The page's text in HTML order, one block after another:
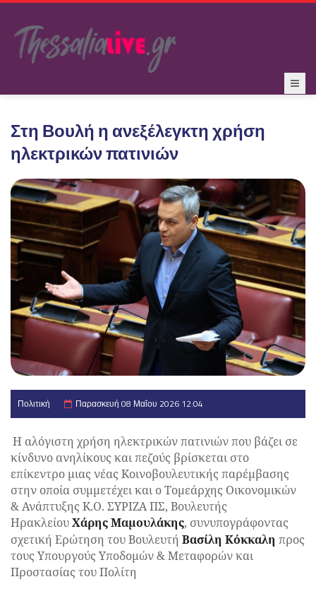
Στη Βουλή η ανεξέλεγκτη χρήση
ηλεκτρικών πατινιών
Πολιτική Παρασκευή 08 Μαΐου 2026 12:04
Η αλόγιστη χρήση ηλεκτρικών πατινιών που βάζει σε
κίνδυνο ανηλίκους και πεζούς βρίσκεται στο
επίκεντρο μιας νέας Κοινοβουλευτικής παρέμβασης
στην οποία συμμετέχει και ο Τομεάρχης Οικονομικών
& Ανάπτυξης Κ.Ο. ΣΥΡΙΖΑ ΠΣ, Βουλευτής
ΗρακλείουΧάρης Μαμουλάκης, συνυπογράφοντας
σχετική Ερώτηση του Βουλευτή Βασίλη Κόκκαλη προς
τους Υπουργούς Υποδομών & Μεταφορών και
Προστασίας του Πολίτη